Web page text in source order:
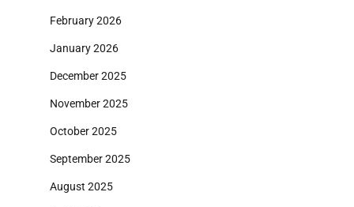
February 2026
January 2026
December 2025
November 2025
October 2025
September 2025
August 2025